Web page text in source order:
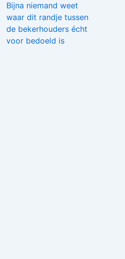
Bijna niemand weet
waar dit randje tussen
de bekerhouders écht
voor bedoeld is